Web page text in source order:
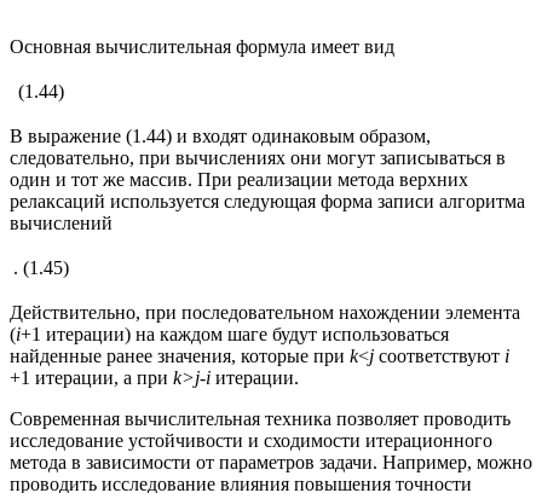
Основная вычислительная формула имеет вид
(1.44)
В выражение (1.44) и входят одинаковым образом,
следовательно, при вычислениях они могут записываться в
один и тот же массив. При реализации метода верхних
релаксаций используется следующая форма записи алгоритма
вычислений
. (1.45)
Действительно, при последовательном нахождении элемента
(i+1 итерации) на каждом шаге будут использоваться
найденные ранее значения, которые при k<j соответствуют i
+1 итерации, а при k>j-i итерации.
Современная вычислительная техника позволяет проводить
исследование устойчивости и сходимости итерационного
метода в зависимости от параметров задачи. Например, можно
проводить исследование влияния повышения точности